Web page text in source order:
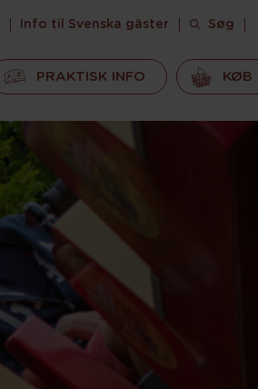
Info til Svenska gäster Søg
PRAKTISK INFO KØB